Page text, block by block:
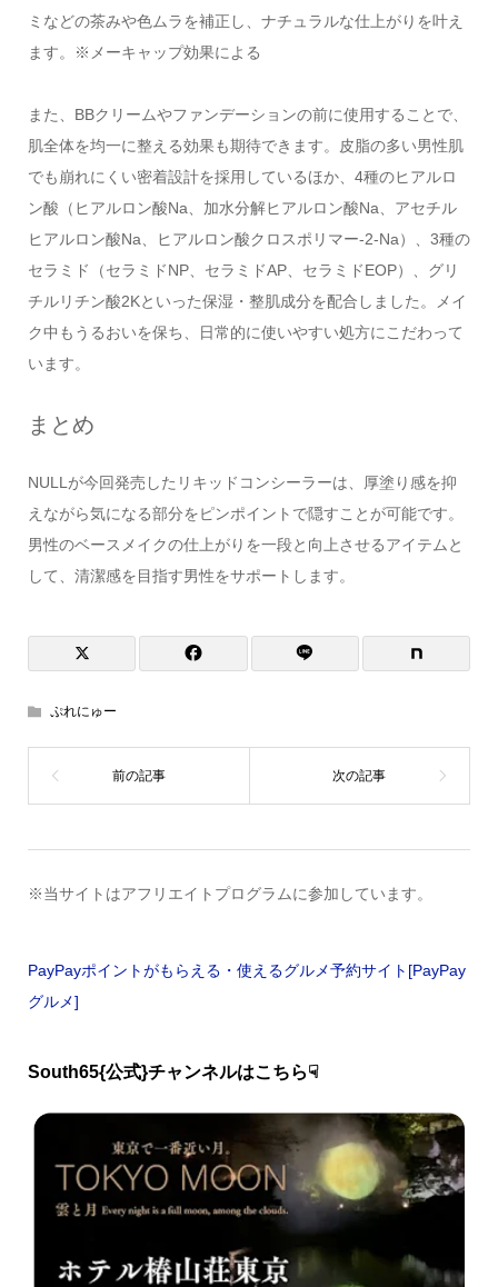
ミなどの茶みや色ムラを補正し、ナチュラルな仕上がりを叶え
ます。※メーキャップ効果による
また、BBクリームやファンデーションの前に使用することで、
肌全体を均一に整える効果も期待できます。皮脂の多い男性肌
でも崩れにくい密着設計を採用しているほか、4種のヒアルロ
ン酸（ヒアルロン酸Na、加水分解ヒアルロン酸Na、アセチル
ヒアルロン酸Na、ヒアルロン酸クロスポリマー-2-Na）、3種の
セラミド（セラミドNP、セラミドAP、セラミドEOP）、グリ
チルリチン酸2Kといった保湿・整肌成分を配合しました。メイ
ク中もうるおいを保ち、日常的に使いやすい処方にこだわって
います。
まとめ
NULLが今回発売したリキッドコンシーラーは、厚塗り感を抑
えながら気になる部分をピンポイントで隠すことが可能です。
男性のベースメイクの仕上がりを一段と向上させるアイテムと
して、清潔感を目指す男性をサポートします。
ぷれにゅー
※当サイトはアフリエイトプログラムに参加しています。
PayPayポイントがもらえる・使えるグルメ予約サイト[PayPay
グルメ]
South65{公式}チャンネルはこちら☟